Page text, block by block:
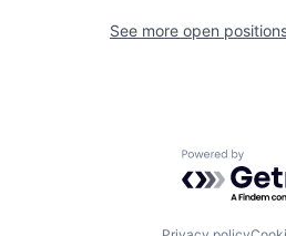
See more open
Powered by